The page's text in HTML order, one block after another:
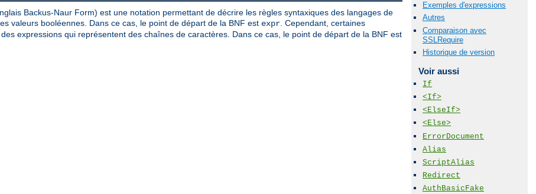
Exemples d'expressions
Autres
Comparaison avec
SSLRequire
Historique de version
Voir aussi
If
<If>
<ElseIf>
<Else>
ErrorDocument
Alias
ScriptAlias
Redirect
AuthBasicFake
Backus-Naur Form) est une notation permettant de décrire les règles syntaxiques des langages de
valeurs booléennes. Dans ce cas, le point de départ de la BNF est expr . Cependant, certaines
expressions qui représentent des chaînes de caractères. Dans ce cas, le point de départ de la BNF est